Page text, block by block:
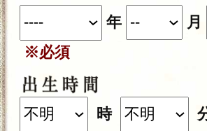
時 分
あの人の性別は、あなたと逆の性別が
自動的に設定されます。